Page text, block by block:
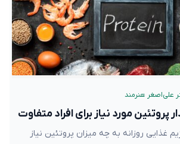
علی‌اصغر هنرمند
پروتئین مورد نیاز برای افراد متفاوت
روزانه به چه میزان پروتئین نیاز